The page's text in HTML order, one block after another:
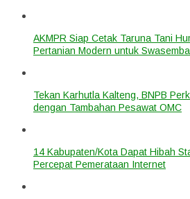
AKMPR Siap Cetak Taruna Tani
Pertanian Modern untuk
Tekan Karhutla Kalteng, BNPB
dengan Tambahan Pesawat OMC
14 Kabupaten/Kota Dapat Hibah
Percepat Pemerataan Internet